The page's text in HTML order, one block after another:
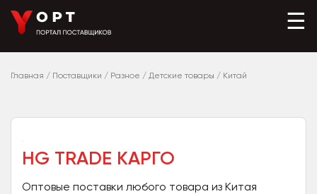
☰
Главная / Поставщики / Разное / Детские товары / Китай
HG TRADE КАРГО
Оптовые поставки любого товара из Китая